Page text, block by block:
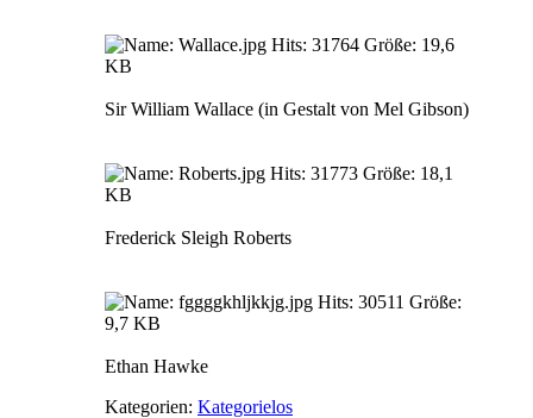
Sir William Wallace (in Gestalt von Mel Gibson)
Frederick Sleigh Roberts
Ethan Hawke
Kategorien: Kategorielos